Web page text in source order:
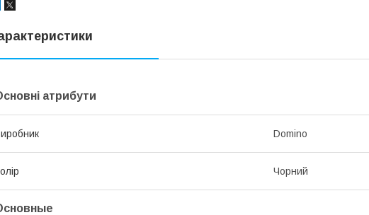
атрибути
Domino
Чорний